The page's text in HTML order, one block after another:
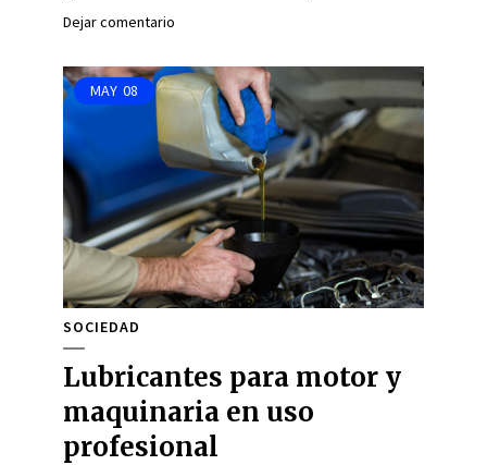
Dejar comentario
MAY 08
SOCIEDAD
Lubricantes para motor y
maquinaria en uso
profesional